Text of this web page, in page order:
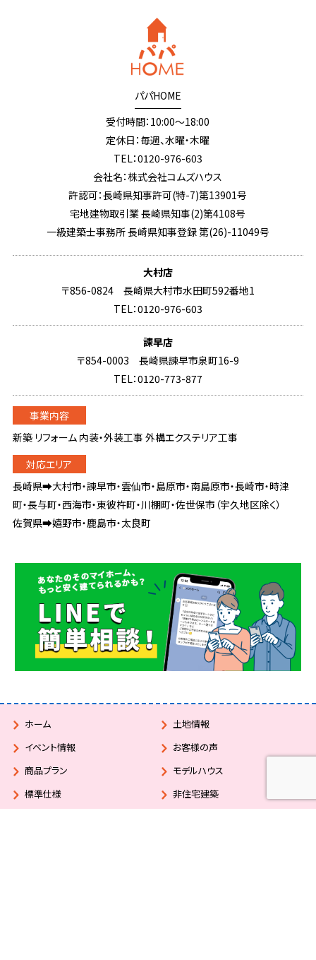
パパHOME
受付時間：10:00～18:00
定休日：毎週、水曜・木曜
TEL：0120-976-603
会社名：株式会社コムズハウス
許認可：長崎県知事許可(特-7)第13901号
宅地建物取引業 長崎県知事(2)第4108号
一級建築士事務所 長崎県知事登録 第(26)-11049号
大村店
〒856-0824 長崎県大村市水田町592番地1
TEL：0120-976-603
諫早店
〒854-0003 長崎県諫早市泉町16-9
TEL：0120-773-877
新築 リフォーム 内装・外装工事 外構エクステリア工事
長崎県➡大村市・諫早市・雲仙市・島原市・南島原市・長崎市・時津
町・長与町・西海市・東彼杵町・川棚町・佐世保市（宇久地区除く）
佐賀県➡嬉野市・鹿島市・太良町
ホーム
イベント情報
商品プラン
標準仕様
土地情報
お客様の声
モデルハウス
非住宅建築